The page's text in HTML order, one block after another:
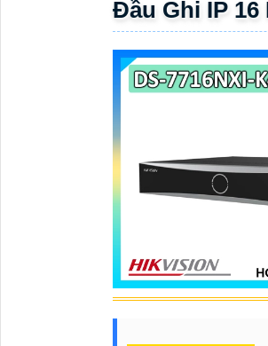
Đầu Ghi IP 16